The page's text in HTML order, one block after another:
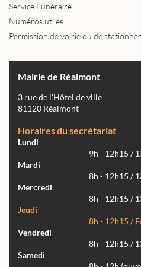
Service Funéraire
Numéros utiles
Permission de voirie ou de
Mairie de Réalmont
3 rue de l'Hôtel de ville
81120 Réalmont
Horaires du secrétariat
Lundi
9h - 12h15 /
Mardi
8h - 12h15 /
Mercredi
8h - 12h15 /
Jeudi
8h - 12h15 /
Vendredi
8h - 12h15 /
Samedi